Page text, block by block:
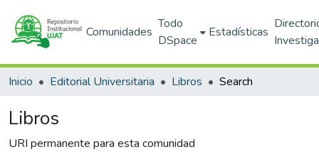
Comunidades
Todo
DSpace
Estadísticas
Inicio Editorial Universitaria Libros Search
Libros
URI permanente para esta comunidad